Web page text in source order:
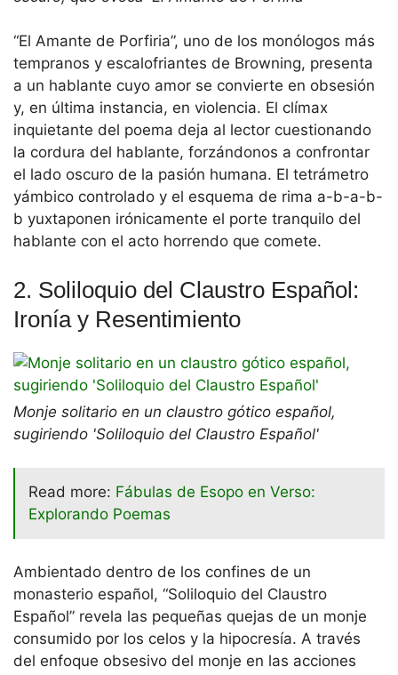
“El Amante de Porfiria”, uno de los monólogos más
tempranos y escalofriantes de Browning, presenta
a un hablante cuyo amor se convierte en obsesión
y, en última instancia, en violencia. El clímax
inquietante del poema deja al lector cuestionando
la cordura del hablante, forzándonos a confrontar
el lado oscuro de la pasión humana. El tetrámetro
yámbico controlado y el esquema de rima a-b-a-b-
b yuxtaponen irónicamente el porte tranquilo del
hablante con el acto horrendo que comete.
2. Soliloquio del Claustro Español:
Ironía y Resentimiento
Monje solitario en un claustro gótico español,
sugiriendo 'Soliloquio del Claustro Español'
Read more: Fábulas de Esopo en Verso:
Explorando Poemas
Ambientado dentro de los confines de un
monasterio español, “Soliloquio del Claustro
Español” revela las pequeñas quejas de un monje
consumido por los celos y la hipocresía. A través
del enfoque obsesivo del monje en las acciones